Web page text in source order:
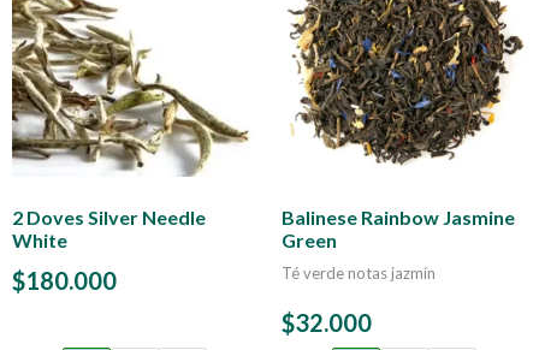
2 Doves Silver Needle
White
$180.000
Balinese Rainbow Jasmine
Green
Té verde notas jazmín
$32.000